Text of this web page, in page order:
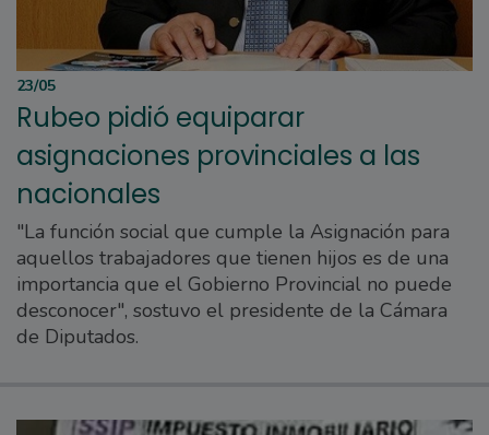
23/05
Rubeo pidió equiparar
asignaciones provinciales a las
nacionales
"La función social que cumple la Asignación para
aquellos trabajadores que tienen hijos es de una
importancia que el Gobierno Provincial no puede
desconocer", sostuvo el presidente de la Cámara
de Diputados.